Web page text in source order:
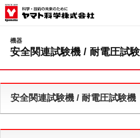
機器
安全関連試験機 / 耐電圧試
安全関連試験機 / 耐電圧試験機